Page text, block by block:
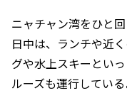
ニャチャン湾をひと
日中は、ランチや近
グや水上スキーとい
ルーズも運行している